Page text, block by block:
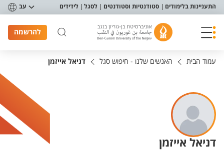
תפריט נגישות
התעניינות בלימודים סטודנטיות וסטודנטים לסגל לידידים עב
להרשמה
עמוד הבית האנשים שלנו - חיפוש סגל דניאל אייזמן
דניאל אייזמן